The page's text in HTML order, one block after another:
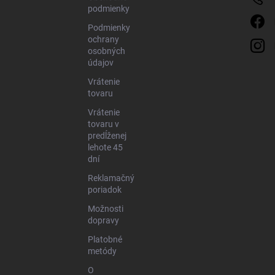
podmienky
Podmienky
ochrany
osobných
údajov
Vrátenie
tovaru
Vrátenie
tovaru v
predĺženej
lehote 45
dní
Reklamačný
poriadok
Možnosti
dopravy
Platobné
metódy
O